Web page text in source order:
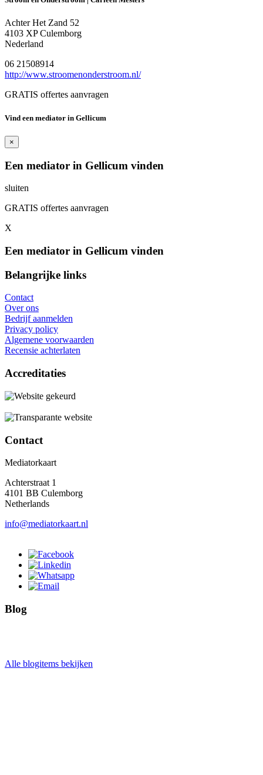
Achter Het Zand 52
4103 XP Culemborg
Nederland
06 21508914
http://www.stroomenonderstroom.nl/
GRATIS offertes aanvragen
Vind een mediator in Gellicum
×
Een mediator in Gellicum vinden
sluiten
GRATIS offertes aanvragen
X
Een mediator in Gellicum vinden
Belangrijke links
Contact
Over ons
Bedrijf aanmelden
Privacy policy
Algemene voorwaarden
Recensie achterlaten
Accreditaties
Contact
Mediatorkaart
Achterstraat 1
4101 BB Culemborg
Netherlands
info@mediatorkaart.nl
Blog
Alle blogitems bekijken